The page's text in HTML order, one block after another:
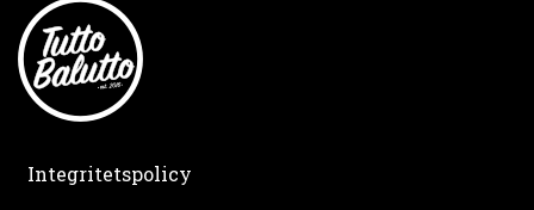
Integritetspolicy